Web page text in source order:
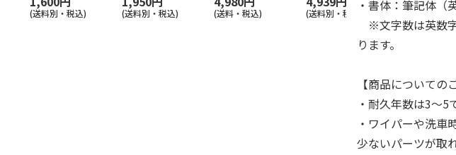
(送料別・税込) (送料別・税込) (送料・税込) (送料別・税込) (送料別・税込)
・書体：筆記体（
※文字数は英数
ります。
【商品についての
・耐久年数は3～5
・ワイパーや洗車
少ないパーツが取